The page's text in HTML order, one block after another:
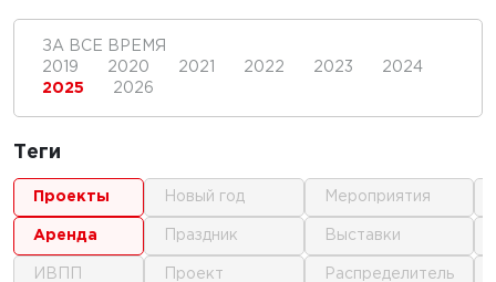
ЗА ВСЕ ВРЕМЯ
2019
2020 2021 2022 2023
2024
2025
2026
Теги
проекты
аренда
ИВПП
новый год
праздник
проект
мероприятия
выставки
распределитель